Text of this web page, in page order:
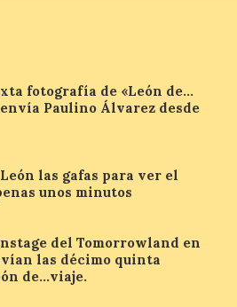
Zamora
55 de
Cultura
de Zamora
volumen 55 de la
de Cultura
Zamorana
el
fotografía de «León de…
Paulino Álvarez desde
las gafas para ver el
unos minutos
del Tomorrowland en
las décimo quinta
de…viaje.